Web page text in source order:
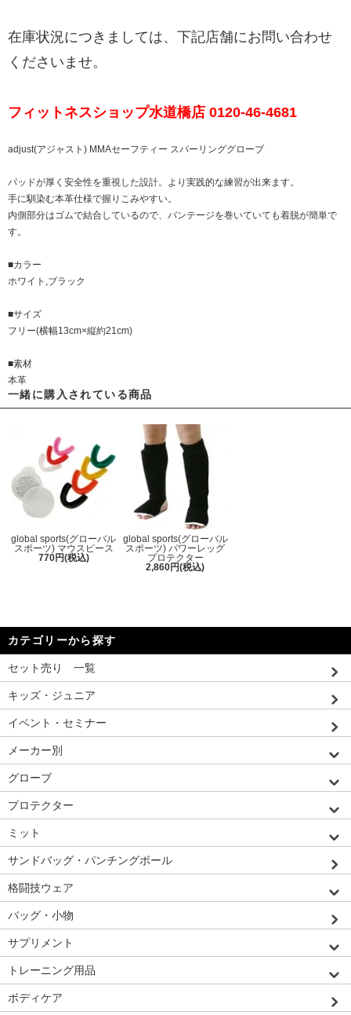
在庫状況につきましては、下記店舗にお問い合わせ
くださいませ。
フィットネスショップ水道橋店 0120-46-4681
adjust(アジャスト) MMAセーフティー スパーリンググローブ
パッドが厚く安全性を重視した設計。より実践的な練習が出来ます。
手に馴染む本革仕様で握りこみやすい。
内側部分はゴムで結合しているので、バンテージを巻いていても着脱が簡単で
す。
■カラー
ホワイト,ブラック
■サイズ
フリー(横幅13cm×縦約21cm)
■素材
本革
一緒に購入されている商品
global sports(グローバル
スポーツ) マウスピース
770円(税込)
global sports(グローバル
スポーツ) パワーレッグ
プロテクター
2,860円(税込)
カテゴリーから探す
セット売り 一覧
キッズ・ジュニア
イベント・セミナー
メーカー別
グローブ
プロテクター
ミット
サンドバッグ・パンチングボール
格闘技ウェア
バッグ・小物
サプリメント
トレーニング用品
ボディケア